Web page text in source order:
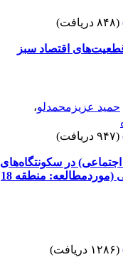
اقتصاد سبز
عزیزمحمدلو،
در سکونتگاه‌های
غیررسمی در راستای ارتقای عدالت فضایی (موردمطالعه: منطقه 18